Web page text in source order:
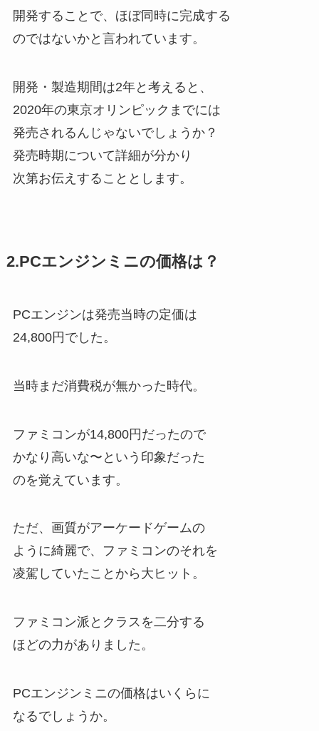
開発することで、ほぼ同時に完成する
のではないかと言われています。
開発・製造期間は2年と考えると、
2020年の東京オリンピックまでには
発売されるんじゃないでしょうか？
発売時期について詳細が分かり
次第お伝えすることとします。
2.PCエンジンミニの価格は？
PCエンジンは発売当時の定価は
24,800円でした。
当時まだ消費税が無かった時代。
ファミコンが14,800円だったので
かなり高いな〜という印象だった
のを覚えています。
ただ、画質がアーケードゲームの
ように綺麗で、ファミコンのそれを
凌駕していたことから大ヒット。
ファミコン派とクラスを二分する
ほどの力がありました。
PCエンジンミニの価格はいくらに
なるでしょうか。